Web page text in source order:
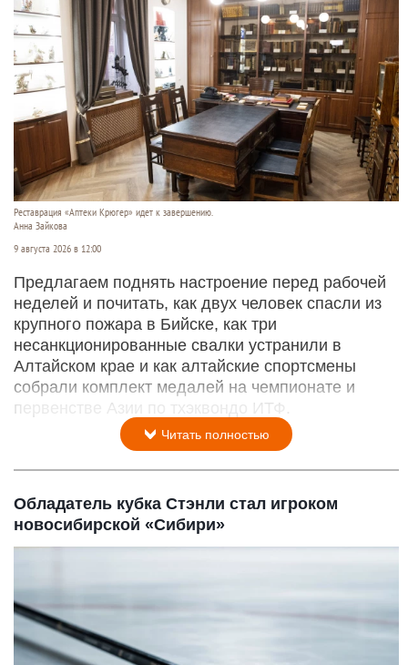
Реставрация «Аптеки Крюгер» идет к завершению.
Анна Зайкова
9 августа 2026 в 12:00
Предлагаем поднять настроение перед рабочей
неделей и почитать, как двух человек спасли из
крупного пожара в Бийске, как три
несанкционированные свалки устранили в
Алтайском крае и как алтайские спортсмены
собрали комплект медалей на чемпионате и
первенстве Азии по тхэквондо ИТФ.
Читать полностью
Обладатель кубка Стэнли стал игроком
новосибирской «Сибири»